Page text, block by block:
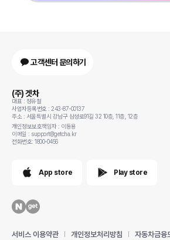
고객센터 문의하기
(주) 겟차
대표 : 정유철
사업자등록번호 : 243-87-00137
주소 : 서울특별시 강남구 삼성로91길 32 10층, 11층, 12층
개인정보보호책임자 : 이동용
이메일 : support@getcha.kr
전화번호: 1800-0456
App store Play store
서비스 이용약관 개인정보처리방침 자동차금융